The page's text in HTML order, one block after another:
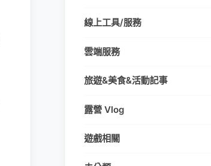
線上工具/服務
雲端服務
旅遊&美食&活動記事
露營 Vlog
遊戲相關